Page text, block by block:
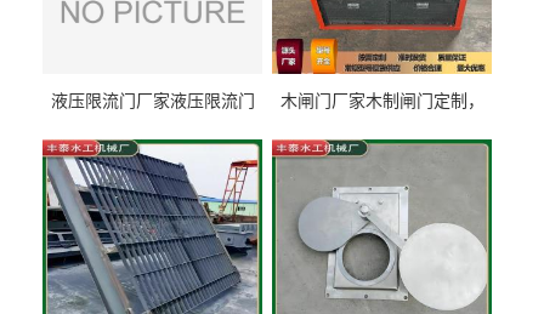
液压限流门厂家液压限流门
泰制造
木闸门厂家木制闸门定制，
型号齐全